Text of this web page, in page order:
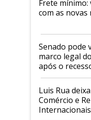
Frete
com as novas
Senado pode
marco legal
após o
Luis Rua
Comércio e